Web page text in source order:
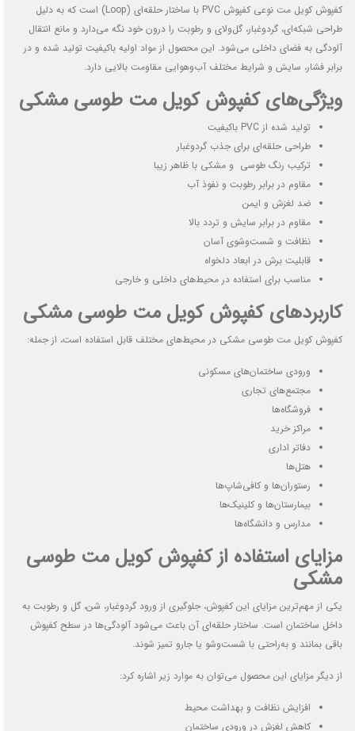
کفپوش کویل مت نوعی کفپوش PVC با ساختار حلقه‌ای (Loop) است که به دلیل
طراحی شبکه‌ای، گردوغبار، گل‌ولای و رطوبت را درون خود نگه می‌دارد و مانع انتقال
آلودگی به فضای داخلی می‌شود. این محصول از مواد اولیه باکیفیت تولید شده و در
برابر فشار، سایش و شرایط مختلف آب‌وهوایی مقاومت بالایی دارد.
ویژگی‌های کفپوش کویل مت طوسی مشکی
تولید شده از PVC باکیفیت
طراحی حلقه‌ای برای جذب گردوغبار
ترکیب رنگ طوسی و مشکی با ظاهر زیبا
مقاوم در برابر رطوبت و نفوذ آب
ضد لغزش و ایمن
مقاوم در برابر سایش و تردد بالا
نظافت و شست‌وشوی آسان
قابلیت برش در ابعاد دلخواه
مناسب برای استفاده در محیط‌های داخلی و خارجی
کاربردهای کفپوش کویل مت طوسی مشکی
کفپوش کویل مت طوسی مشکی در محیط‌های مختلف قابل استفاده است، از جمله:
ورودی ساختمان‌های مسکونی
مجتمع‌های تجاری
فروشگاه‌ها
مراکز خرید
دفاتر اداری
هتل‌ها
رستوران‌ها و کافی‌شاپ‌ها
بیمارستان‌ها و کلینیک‌ها
مدارس و دانشگاه‌ها
مزایای استفاده از کفپوش کویل مت طوسی
مشکی
یکی از مهم‌ترین مزایای این کفپوش، جلوگیری از ورود گردوغبار، شن، گل و رطوبت به
داخل ساختمان است. ساختار حلقه‌ای آن باعث می‌شود آلودگی‌ها در سطح کفپوش
باقی بمانند و به‌راحتی با شست‌وشو یا جارو تمیز شوند.
از دیگر مزایای این محصول می‌توان به موارد زیر اشاره کرد:
افزایش نظافت و بهداشت محیط
کاهش لغزش در ورودی ساختمان